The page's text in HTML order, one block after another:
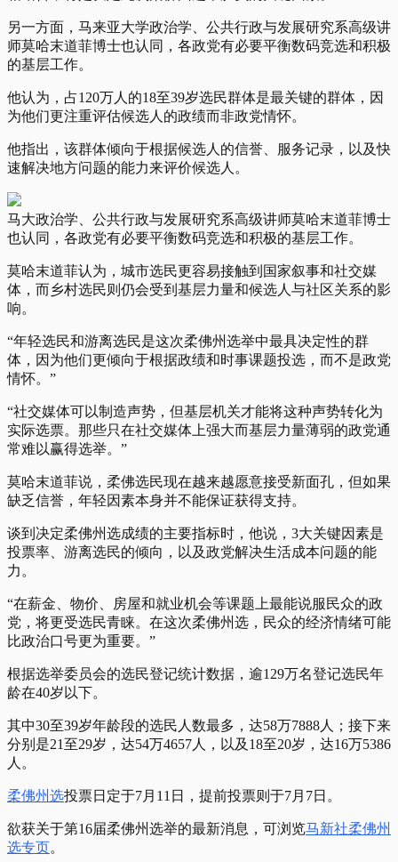
另一方面，马来亚大学政治学、公共行政与发展研究系高级讲
师莫哈末道菲博士也认同，各政党有必要平衡数码竞选和积极
的基层工作。
他认为，占120万人的18至39岁选民群体是最关键的群体，因
为他们更注重评估候选人的政绩而非政党情怀。
他指出，该群体倾向于根据候选人的信誉、服务记录，以及快
速解决地方问题的能力来评价候选人。
马大政治学、公共行政与发展研究系高级讲师莫哈末道菲博士
也认同，各政党有必要平衡数码竞选和积极的基层工作。
莫哈末道菲认为，城市选民更容易接触到国家叙事和社交媒
体，而乡村选民则仍会受到基层力量和候选人与社区关系的影
响。
“年轻选民和游离选民是这次柔佛州选举中最具决定性的群
体，因为他们更倾向于根据政绩和时事课题投选，而不是政党
情怀。”
“社交媒体可以制造声势，但基层机关才能将这种声势转化为
实际选票。那些只在社交媒体上强大而基层力量薄弱的政党通
常难以赢得选举。”
莫哈末道菲说，柔佛选民现在越来越愿意接受新面孔，但如果
缺乏信誉，年轻因素本身并不能保证获得支持。
谈到决定柔佛州选成绩的主要指标时，他说，3大关键因素是
投票率、游离选民的倾向，以及政党解决生活成本问题的能
力。
“在薪金、物价、房屋和就业机会等课题上最能说服民众的政
党，将更受选民青睐。在这次柔佛州选，民众的经济情绪可能
比政治口号更为重要。”
根据选举委员会的选民登记统计数据，逾129万名登记选民年
龄在40岁以下。
其中30至39岁年龄段的选民人数最多，达58万7888人；接下来
分别是21至29岁，达54万4657人，以及18至20岁，达16万5386
人。
柔佛州选投票日定于7月11日，提前投票则于7月7日。
欲获关于第16届柔佛州选举的最新消息，可浏览马新社柔佛州
选专页。